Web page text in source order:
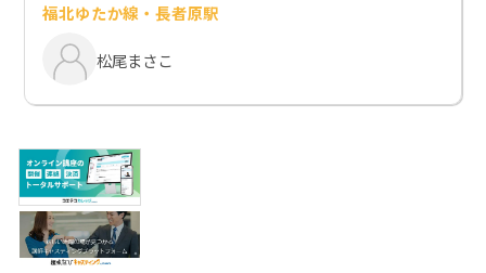
福北ゆたか線・長者原駅
松尾まさこ